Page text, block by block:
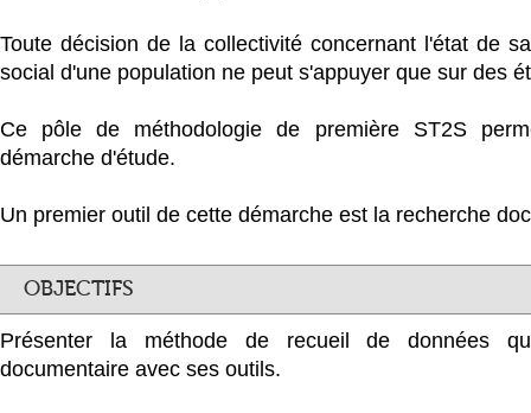
Toute décision de la collectivité concernant l'état de
social d'une population ne peut s'appuyer que sur des
Ce pôle de méthodologie de première ST2S
démarche d'étude.
Un premier outil de cette démarche est la recherche
OBJECTIFS
Présenter la méthode de recueil de données
documentaire avec ses outils.